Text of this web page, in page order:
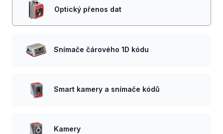
Optický přenos dat
Snímače čárového 1D kódu
Smart kamery a snímače kódů
Kamery